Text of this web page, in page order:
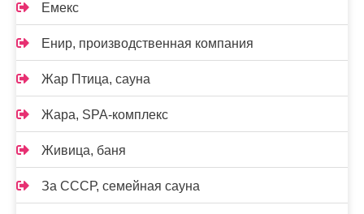
Емекс
Енир, производственная компания
Жар Птица, сауна
Жара, SPA-комплекс
Живица, баня
За СССР, семейная сауна